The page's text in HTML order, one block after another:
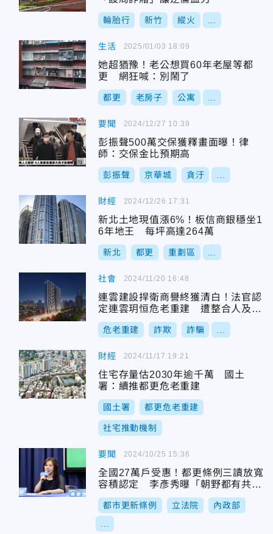
輪胎行 新竹 縱火
生活
她超猶豫！老公想買60年老屋等都
更 網狂喊：別鬧了
都更 老房子 公寓
2025/01/03 18:09
要聞
彭振聲500萬交保獲釋畫面曝！律
師：交保金比預期高
彭振聲 京華城 貪汙
2024/12/27 10:39
財經
新北土地現值漲6%！板信商銀穩坐1
6年地王 每坪高達264萬
新北 都更 重劃區
2024/12/26 17:31
社會
連雲建設捍衛商譽終獲清白！法官認
定連雲玥恒危老重建 遭整合人及律
師不法抗爭
危老重建 詐欺 詐騙
2024/11/20 16:48
財經
住宅存量估2030年逾千萬 國土
署：續推都更危老重建
國土署 都更危老重建
社宅推動機制
2024/11/17 19:21
要聞
全國27萬戶受惠！都更條例三讀放寬
容積認定 李彥秀曝「朝野都有共
識」內幕
都市更新條例 立法院 內政部
2024/10/25 15:36